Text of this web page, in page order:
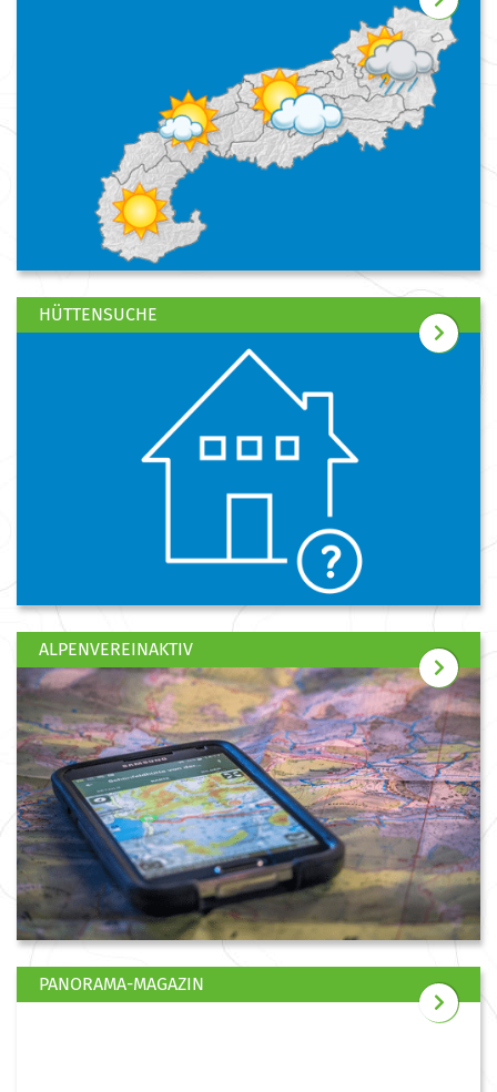
HÜTTENSUCHE
ALPENVEREINAKTIV
PANORAMA-MAGAZIN